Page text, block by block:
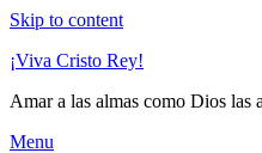
Skip to content
¡Viva Cristo Rey!
Amar a las almas como Dios las
Menu